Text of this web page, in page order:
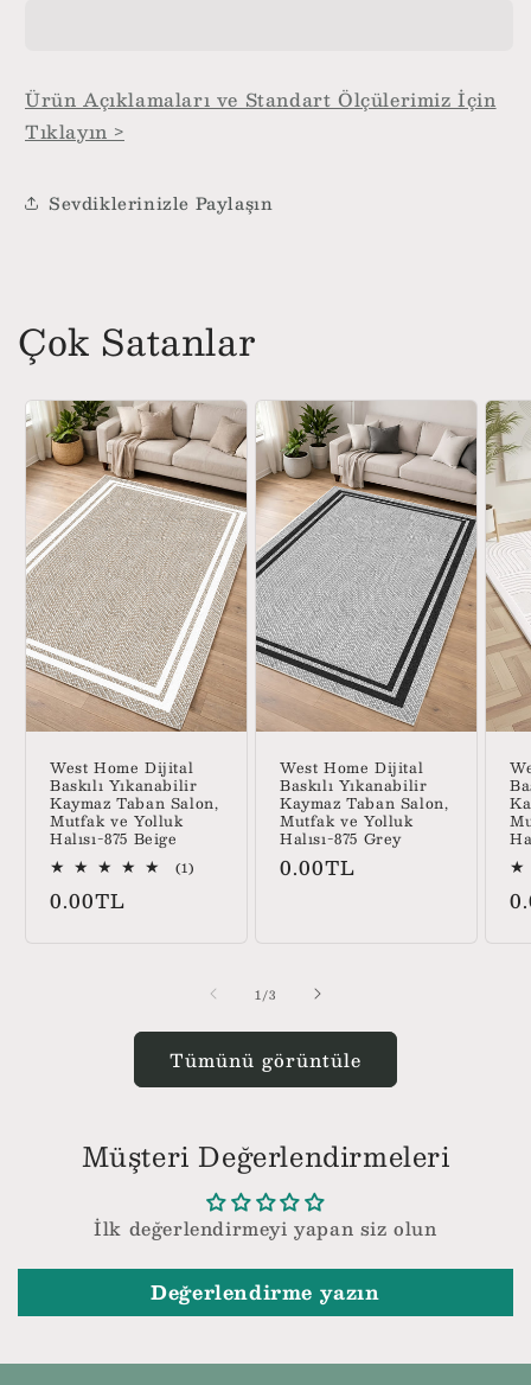
azaltın
artırın
Ürün Açıklamaları ve Standart Ölçülerimiz İçin
Tıklayın >
Sevdiklerinizle Paylaşın
Çok Satanlar
West Home Dijital
Baskılı Yıkanabilir
Kaymaz Taban Salon,
Mutfak ve Yolluk
Halısı-875 Beige
(1)
Normal
0.00TL
West Home Dijital
Baskılı Yıkanabilir
Kaymaz Taban Salon,
Mutfak ve Yolluk
Halısı-875 Grey
Normal
0.00TL
1//3
Tümünü görüntüle
Müşteri Değerlendirmeleri
İlk değerlendirmeyi yapan siz olun
Değerlendirme yazın